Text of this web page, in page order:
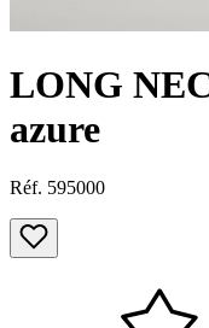
LONG
azure
Réf. 595000